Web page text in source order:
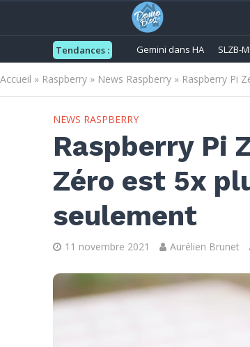
Tendances : Gemini dans HA SLZB-
Accueil » Raspberry » News Raspberry » Raspberry Pi
NEWS RASPBERRY
Raspberry Pi
Zéro est 5x
seulement
11 novembre 2021 Aurélien Brunet